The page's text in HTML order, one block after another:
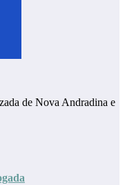
de Nova Andradina e